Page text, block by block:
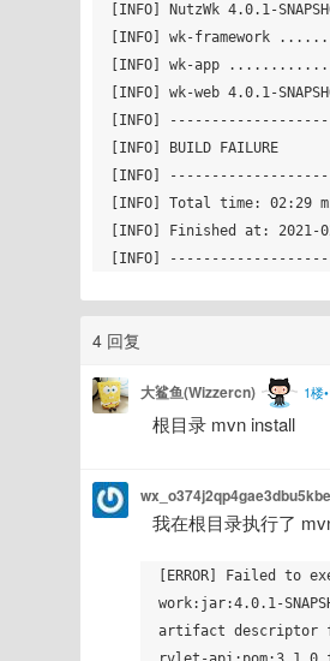
[INFO] NutzWk 4.0.1-
[INFO] wk-framework
[INFO] wk-app
[INFO] wk-web 4.0.1-
[INFO]
[INFO] BUILD FAILURE
[INFO]
[INFO] Total time: 02:29
[INFO] Finished at: 2021-
4 回复
大鲨鱼(Wizzercn) 1楼
根目录 mvn install
wx_o374j2qp4gae3dbu5kbe
我在根目录执行了
[ERROR] Failed to
work:jar:4.0.1-
artifact descriptor